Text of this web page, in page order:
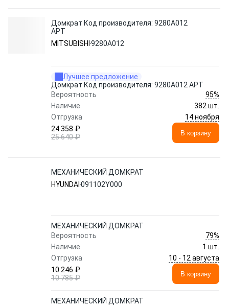
Домкрат Код производителя: 9280A012
АРТ
MITSUBISHI 9280A012
Лучшее предложение
Домкрат Код производителя: 9280A012 АРТ
Вероятность
95%
Наличие
382 шт.
Отгрузка
14 ноября
24 358 ₽
25 640 ₽
В корзину
МЕХАНИЧЕСКИЙ ДОМКРАТ
HYUNDAI 091102Y000
МЕХАНИЧЕСКИЙ ДОМКРАТ
Вероятность
79%
Наличие
1 шт.
Отгрузка
10 - 12 августа
10 246 ₽
10 785 ₽
В корзину
МЕХАНИЧЕСКИЙ ДОМКРАТ